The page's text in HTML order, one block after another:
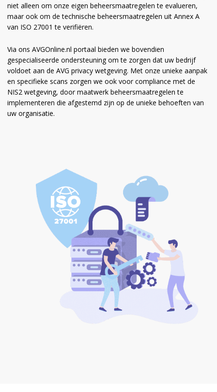
niet alleen om onze eigen beheersmaatregelen te evalueren,
maar ook om de technische beheersmaatregelen uit Annex A
van ISO 27001 te verifiëren.
Via ons AVGOnline.nl portaal bieden we bovendien
gespecialiseerde ondersteuning om te zorgen dat uw bedrijf
voldoet aan de AVG privacy wetgeving. Met onze unieke aanpak
en specifieke scans zorgen we ook voor compliance met de
NIS2 wetgeving, door maatwerk beheersmaatregelen te
implementeren die afgestemd zijn op de unieke behoeften van
uw organisatie.